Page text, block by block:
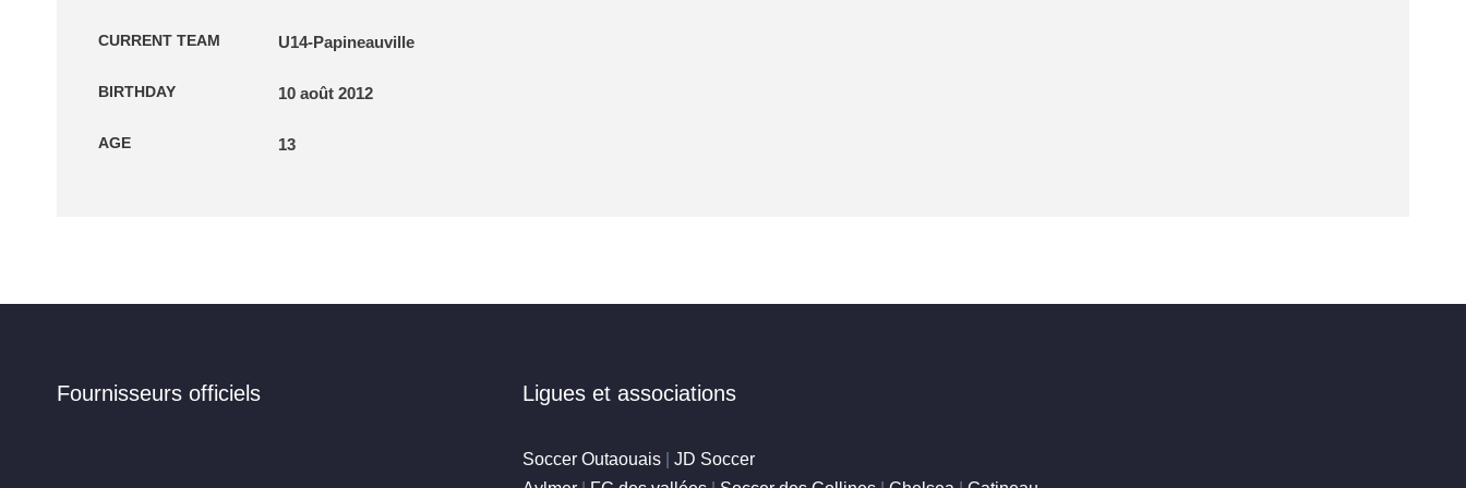
CURRENT TEAM U14-Papineauville
BIRTHDAY 10 août 2012
AGE 13
Fournisseurs officiels Ligues et associations
Soccer Outaouais| JD Soccer